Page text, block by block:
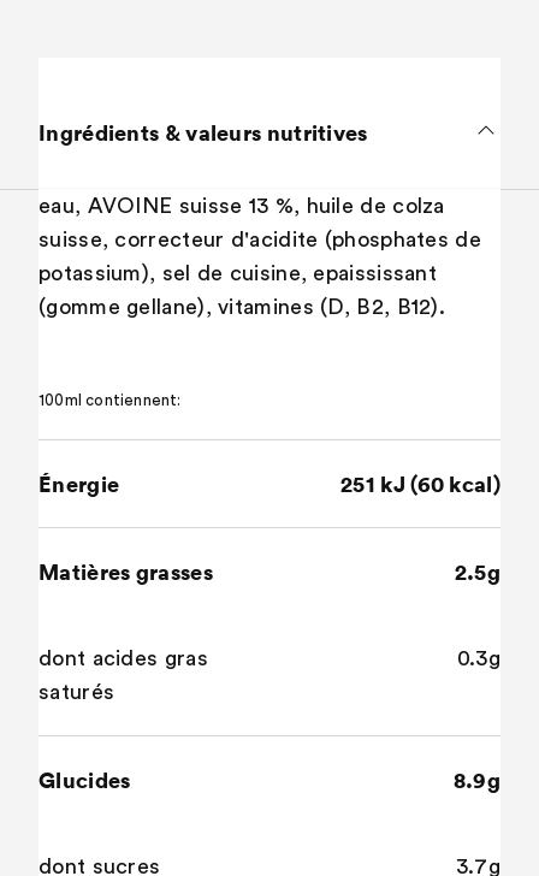
Ingrédients & valeurs nutritives
eau, AVOINE suisse 13 %, huile de colza
suisse, correcteur d'acidite (phosphates de
potassium), sel de cuisine, epaississant
(gomme gellane), vitamines (D, B2, B12).
100ml contiennent:
Énergie 251 kJ (60 kcal)
Matières grasses 2.5g
dont acides gras
saturés
0.3g
Glucides 8.9g
dont sucres 3.7g